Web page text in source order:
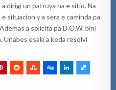
dirigi un patruya na e sitio. Na
situacion y a sera e caminda pa
a solicita pa D.O.W. bini
Unabes esaki a keda resolvi